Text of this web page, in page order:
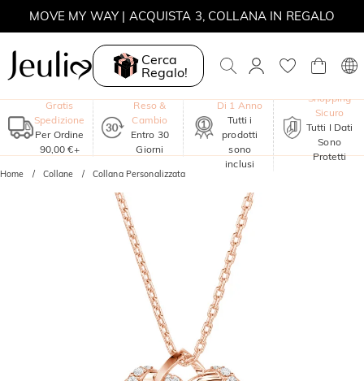
MOVE MY WAY | ACQUISTA 3, COLLANA IN REGALO
Cerca
Regalo!
Gratis
Spedizione
Per Ordine
90,00 €+
Reso &
Cambio
Entro 30
Giorni
Di 1 Anno
Tutti i
prodotti
sono
inclusi
Shopping
Sicuro
Tutti I Dati
Sono
Protetti
Home Collane Collana Personalizzata